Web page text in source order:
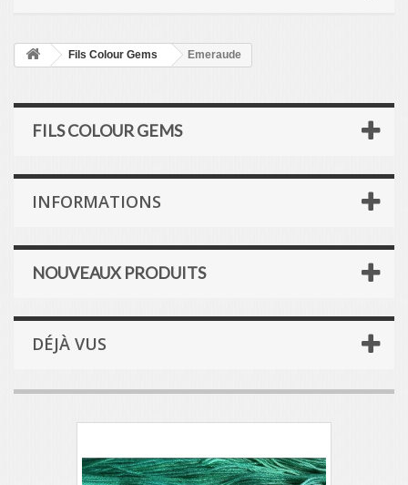
Fils Colour Gems Emeraude
FILS COLOUR GEMS
INFORMATIONS
NOUVEAUX PRODUITS
DÉJÀ VUS